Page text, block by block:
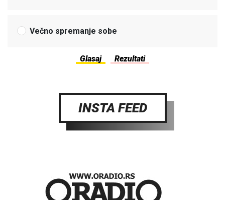
Večno spremanje sobe
INSTA FEED